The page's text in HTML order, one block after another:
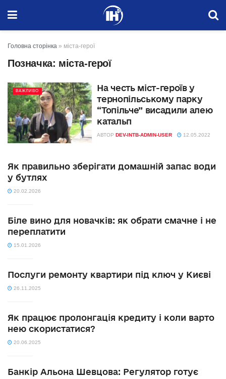
Головна сторінка » міста-герої
Позначка: міста-герої
ВАЖЛИВО
На честь міст-героїв у
тернопільському парку
“Топільче” висадили алею
катальп
АВТОР DEV-INTB-ADMIN-USER 12.05.2022
Як правильно зберігати домашній запас води
у бутлях
20.02.2026
Біле вино для новачків: як обрати смачне і не
переплатити
15.01.2026
Послуги ремонту квартири під ключ у Києві
26.11.2025
Як працює пролонгація кредиту і коли варто
нею скористатися?
20.06.2025
Банкір Альона Шевцова: Регулятор готує